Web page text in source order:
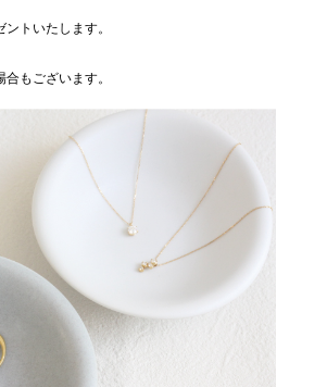
トいたします。
もございます。